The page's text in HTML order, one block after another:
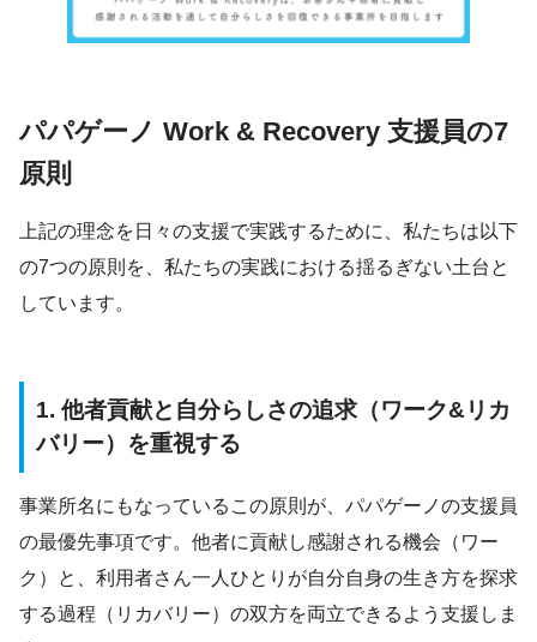
パパゲーノ Work & Recovery 支援員の7
原則
上記の理念を日々の支援で実践するために、私たちは以下
の7つの原則を、私たちの実践における揺るぎない土台と
しています。
1. 他者貢献と自分らしさの追求（ワーク&リカ
バリー）を重視する
事業所名にもなっているこの原則が、パパゲーノの支援員
の最優先事項です。他者に貢献し感謝される機会（ワー
ク）と、利用者さん一人ひとりが自分自身の生き方を探求
する過程（リカバリー）の双方を両立できるよう支援しま